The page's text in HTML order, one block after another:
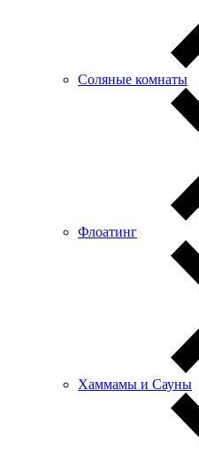
Соляные комнаты
Флоатинг
Хаммамы и Сауны